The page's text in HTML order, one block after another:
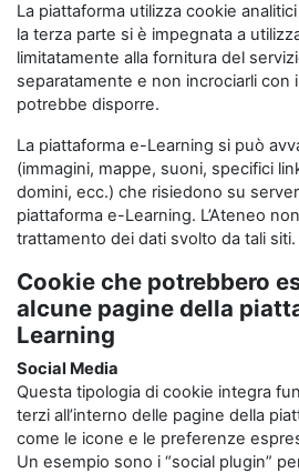
La piattaforma utilizza cookie
la terza parte si è impegnata a
limitatamente alla fornitura del
separatamente e non incrociarli con
potrebbe disporre.
La piattaforma e-Learning si può
(immagini, mappe, suoni, specifici
domini, ecc.) che risiedono su
piattaforma e-Learning. L’Ateneo
trattamento dei dati svolto da tali siti.
Cookie che potrebbero
alcune pagine della
Learning
Social Media
Questa tipologia di cookie integra
terzi all’interno delle pagine della
come le icone e le preferenze
Un esempio sono i “social plugin”